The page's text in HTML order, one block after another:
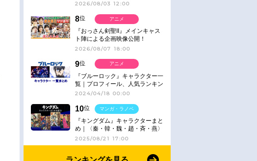
2026/08/03 12:00
8位
『おっさん剣聖II』メインキャス
ト陣による企画映像公開！
2026/08/07 18:00
アニメ
9位
『ブルーロック』キャラクター一
覧｜プロフィール、人気ランキン
グ、キャラソン、診断など気にな
2024/04/18 00:00
アニメ
10位
『キングダム』キャラクターまと
め｜〈秦・韓・魏・趙・斉・燕〉
2025/08/21 17:00
マンガ・ラノベ